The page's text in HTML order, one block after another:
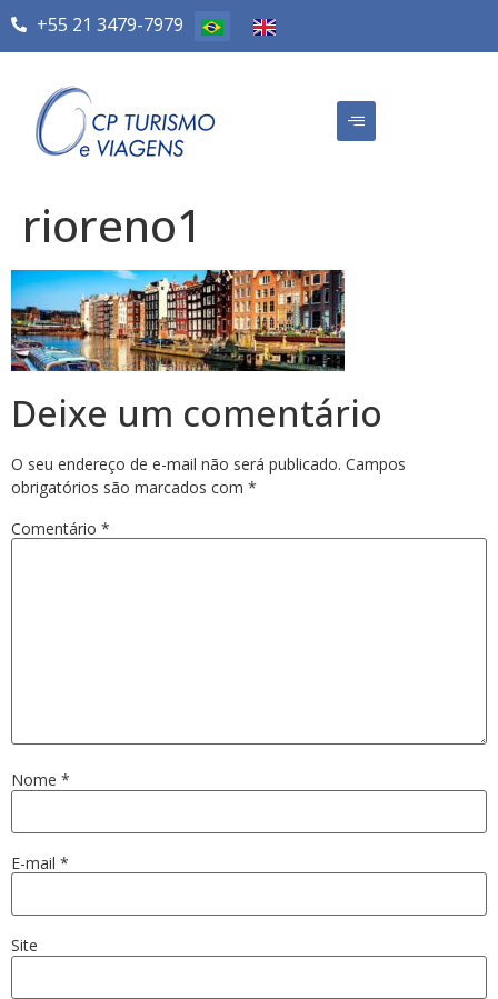
+55 21 3479-7979
rioreno1
Deixe um comentário
O seu endereço de e-mail não será publicado. Campos
obrigatórios são marcados com *
Comentário *
Nome *
E-mail *
Site